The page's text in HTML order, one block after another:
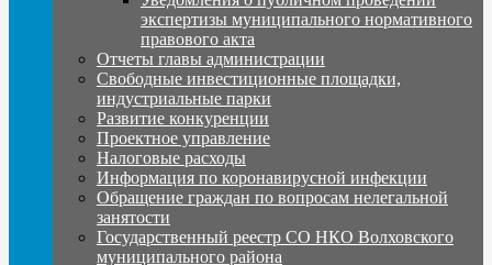
экспертизы муниципального нормативного
правового акта
Отчеты главы администрации
Свободные инвестиционные площадки,
индустриальные парки
Развитие конкуренции
Проектное управление
Налоговые расходы
Информация по коронавирусной инфекции
Обращение граждан по вопросам нелегальной
занятости
Государственный реестр СО НКО Волховского
муниципального района